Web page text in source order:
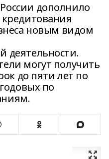
дополнило
новым видом
деятельности.
могут получить
до пяти лет по
по